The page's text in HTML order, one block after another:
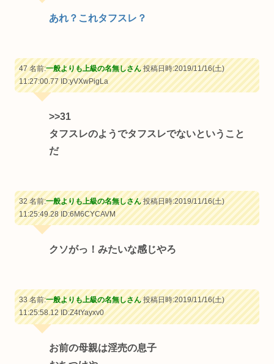
あれ？これタフスレ？
47 名前:一般よりも上級の名無しさん投稿日時:2019/11/16(土)
11:27:00.77ID:yVXwPigLa
>>31
タフスレのようでタフスレでないということ
だ
32 名前:一般よりも上級の名無しさん投稿日時:2019/11/16(土)
11:25:49.28ID:6M6CYCAVM
クソがっ！みたいな感じやろ
33 名前:一般よりも上級の名無しさん投稿日時:2019/11/16(土)
11:25:58.12ID:Z4tYayxv0
お前の母親は淫売の息子